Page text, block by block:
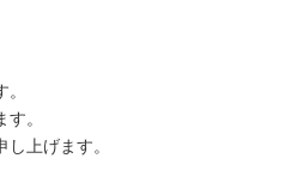
。
上げます。